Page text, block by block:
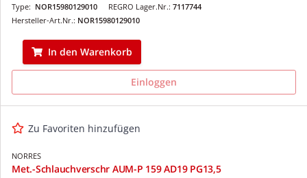
REGRO Lager.Nr.: 7117744
Type: NOR15980129010
Hersteller-Art.Nr.: NOR15980129010
In den Warenkorb
Einloggen
Zu Favoriten hinzufügen
NORRES
Met.-Schlauchverschr AUM-P 159 AD19 PG13,5